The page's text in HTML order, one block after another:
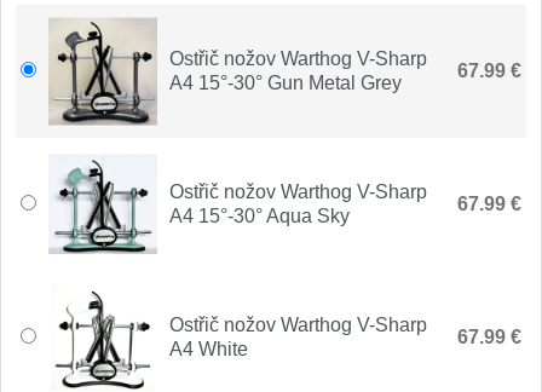
Doplňky a díly 4
Nože SEBURO
Nože Seburo SARADA
Nože Seburo SUBAJA
Nože Seburo HOKORI
Nože Seburo HOGANI
Ostřič nožov Warthog V-Sharp
A4 15°-30° Gun Metal Grey
67.99 €
Ostřič nožov Warthog V-Sharp
A4 15°-30° Aqua Sky
67.99 €
Ostřič nožov Warthog V-Sharp
A4 White
67.99 €